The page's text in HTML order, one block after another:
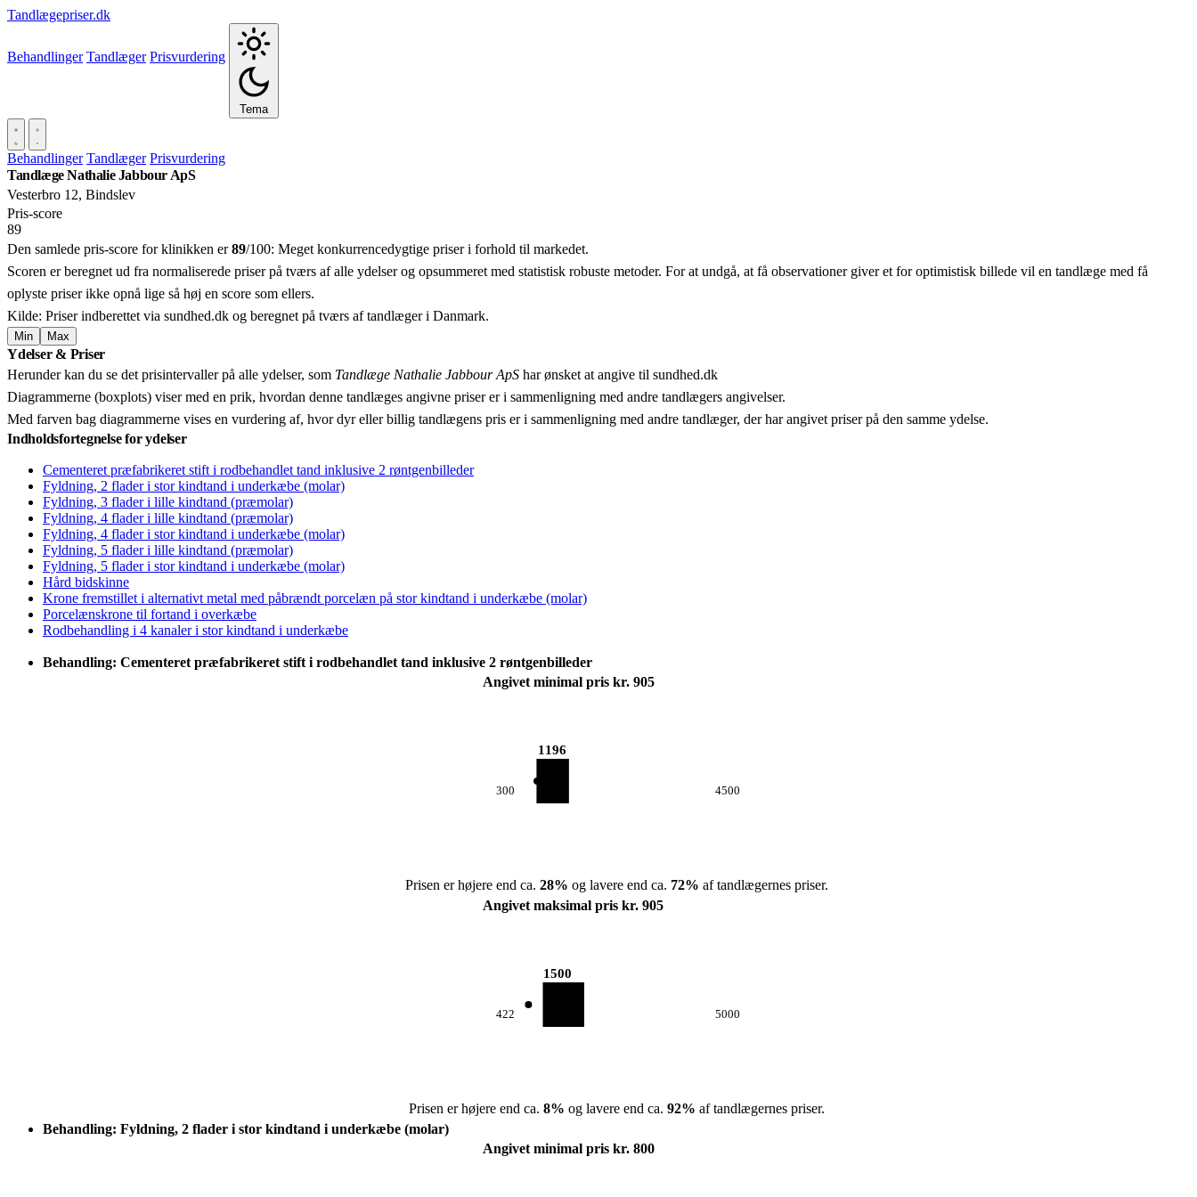
Tandlægepriser.dk
Behandlinger Tandlæger Prisvurdering
Tema
Behandlinger Tandlæger Prisvurdering
Tandlæge Nathalie Jabbour ApS
Vesterbro 12, Bindslev
Pris‑score
89
Den samlede pris-score for klinikken er89/100: Meget konkurrencedygtige priser i forhold til markedet.
Scoren er beregnet ud fra normaliserede priser på tværs af alle ydelser og opsummeret med statistisk robuste metoder. For at undgå, at få observationer giver et for optimistisk billede vil en tandlæge med få
oplyste priser ikke opnå lige så høj en score som ellers.
Kilde: Priser indberettet via sundhed.dk og beregnet på tværs af tandlæger i Danmark.
Min Max
+
−
Ydelser & Priser
Herunder kan du se det prisintervaller på alle ydelser, som Tandlæge Nathalie Jabbour ApS har ønsket at angive til sundhed.dk
Diagrammerne (boxplots) viser med en prik, hvordan denne tandlæges angivne priser er i sammenligning med andre tandlægers angivelser.
Med farven bag diagrammerne vises en vurdering af, hvor dyr eller billig tandlægens pris er i sammenligning med andre tandlæger, der har angivet priser på den samme ydelse.
Indholdsfortegnelse for ydelser
Cementeret præfabrikeret stift i rodbehandlet tand inklusive 2 røntgenbilleder
Fyldning, 2 flader i stor kindtand i underkæbe (molar)
Fyldning, 3 flader i lille kindtand (præmolar)
Fyldning, 4 flader i lille kindtand (præmolar)
Fyldning, 4 flader i stor kindtand i underkæbe (molar)
Fyldning, 5 flader i lille kindtand (præmolar)
Fyldning, 5 flader i stor kindtand i underkæbe (molar)
Hård bidskinne
Krone fremstillet i alternativt metal med påbrændt porcelæn på stor kindtand i underkæbe (molar)
Porcelænskrone til fortand i overkæbe
Rodbehandling i 4 kanaler i stor kindtand i underkæbe
Behandling: Cementeret præfabrikeret stift i rodbehandlet tand inklusive 2 røntgenbilleder
Angivet minimal pris kr. 905
300
1196
4500
Prisen er højere end ca. 28% og lavere end ca. 72% af tandlægernes priser.
Angivet maksimal pris kr. 905
422
1500
5000
Prisen er højere end ca. 8% og lavere end ca. 92% af tandlægernes priser.
Behandling: Fyldning, 2 flader i stor kindtand i underkæbe (molar)
Angivet minimal pris kr. 800